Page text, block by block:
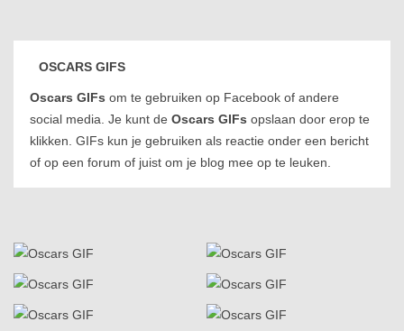
OSCARS GIFS
Oscars GIFs om te gebruiken op Facebook of andere
social media. Je kunt de Oscars GIFs opslaan door erop te
klikken. GIFs kun je gebruiken als reactie onder een bericht
of op een forum of juist om je blog mee op te leuken.